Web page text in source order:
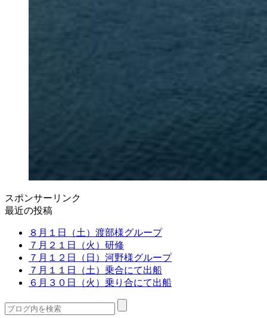
スポンサーリンク
最近の投稿
８月１日（土）渡部様グループ
７月２１日（火）研修
７月１２日（日）河野様グループ
７月１１日（土）乗合にて出船
６月３０日（火）乗り合にて出船